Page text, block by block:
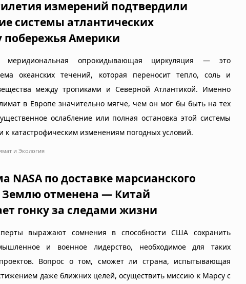
измерений подтвердили
системы атлантических
побережья Америки
меридиональная опрокидывающая циркуляция — это
океанских течений, которая переносит тепло, соль и
между тропиками и Северной Атлантикой. Именно
в Европе значительно мягче, чем он мог бы быть на тех
ослабление или полная остановка этой системы
к катастрофическим изменениям погодных условий.
и Экология
NASA по доставке марсианского
Землю отменена — Китай
гонку за следами жизни
выражают сомнения в способности США сохранить
и военное лидерство, необходимое для таких
Вопрос о том, сможет ли страна, испытывающая
даже ближних целей, осуществить миссию к Марсу с